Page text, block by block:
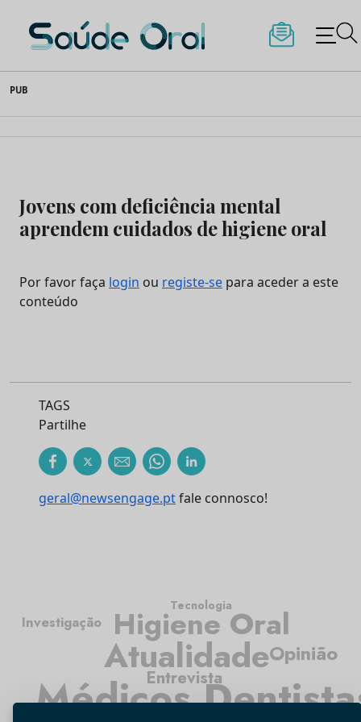
to
content
Saúde Oral
PUB
Jovens com deficiência mental
aprendem cuidados de higiene oral
Por favor faça login ou registe-se para aceder a este
conteúdo
TAGS
Partilhe
geral@newsengage.ptfale connosco!
Atualidade
Médicos
Higiene Oral
Entrevista
Opinião
Tecnologia
Investigação